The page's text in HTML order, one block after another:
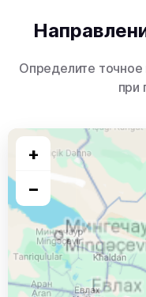
Определите точное
при
+
−